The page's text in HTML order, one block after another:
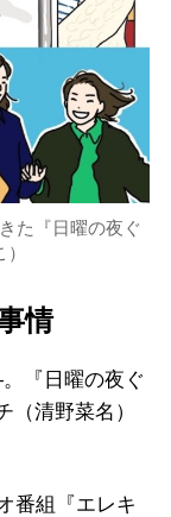
た『日曜の夜ぐ
情
『日曜の夜ぐ
清野菜名）
番組『エレキ